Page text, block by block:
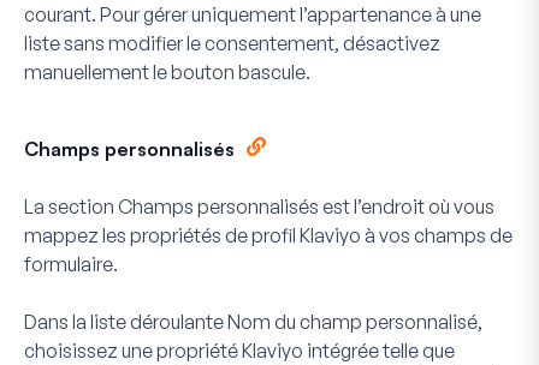
courant. Pour gérer uniquement l’appartenance à une
liste sans modifier le consentement, désactivez
manuellement le bouton bascule.
Champs personnalisés
La section Champs personnalisés est l’endroit où vous
mappez les propriétés de profil Klaviyo à vos champs de
formulaire.
Dans la liste déroulanteNom du champ personnalisé,
choisissez une propriété Klaviyo intégrée telle que